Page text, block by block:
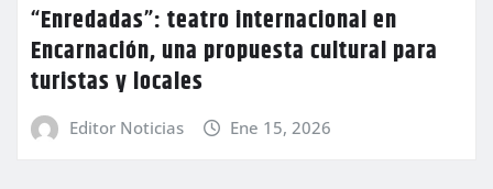
“Enredadas”: teatro internacional en
Encarnación, una propuesta cultural para
turistas y locales
Editor Noticias Ene 15, 2026